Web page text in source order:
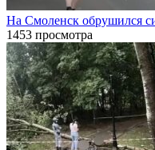
На Смоленск обрушился
1453 просмотра